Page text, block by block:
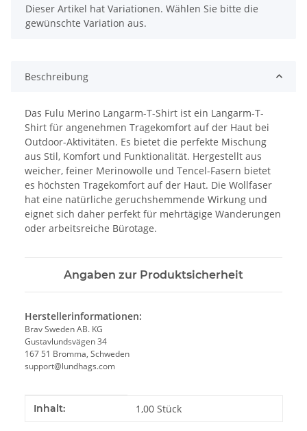
x
Dieser Artikel hat Variationen. Wählen Sie bitte die
gewünschte Variation aus.
Beschreibung
Das Fulu Merino Langarm-T-Shirt ist ein Langarm-T-
Shirt für angenehmen Tragekomfort auf der Haut bei
Outdoor-Aktivitäten. Es bietet die perfekte Mischung
aus Stil, Komfort und Funktionalität. Hergestellt aus
weicher, feiner Merinowolle und Tencel-Fasern bietet
es höchsten Tragekomfort auf der Haut. Die Wollfaser
hat eine natürliche geruchshemmende Wirkung und
eignet sich daher perfekt für mehrtägige Wanderungen
oder arbeitsreiche Bürotage.
Angaben zur Produktsicherheit
Herstellerinformationen:
Brav Sweden AB. KG
Gustavlundsvägen 34
167 51 Bromma, Schweden
support@lundhags.com
Produkteigenschaft
Wert
Inhalt: 1,00 Stück